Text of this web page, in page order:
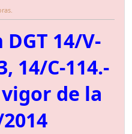
14/V-
14/C-114.-
de la